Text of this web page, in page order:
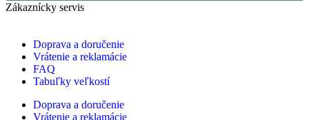
Zákaznícky servis
Doprava a doručenie
Vrátenie a reklamácie
FAQ
Tabuľky veľkostí
Doprava a doručenie
Vrátenie a reklamácie